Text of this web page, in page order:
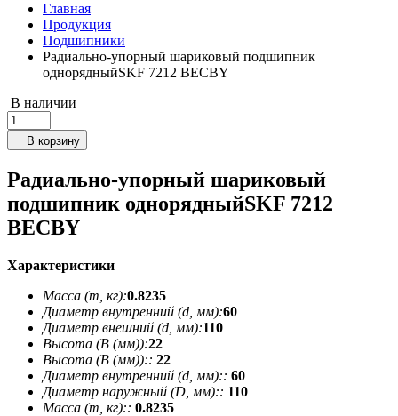
Главная
Продукция
Подшипники
Радиально-упорный шариковый подшипник
однорядныйSKF 7212 BECBY
В наличии
В корзину
Радиально-упорный шариковый
подшипник однорядныйSKF 7212
BECBY
Характеристики
Масса (m, кг):0.8235
Диаметр внутренний (d, мм):60
Диаметр внешний (d, мм):110
Высота (В (мм)):22
Высота (В (мм)):: 22
Диаметр внутренний (d, мм):: 60
Диаметр наружный (D, мм):: 110
Масса (m, кг):: 0.8235